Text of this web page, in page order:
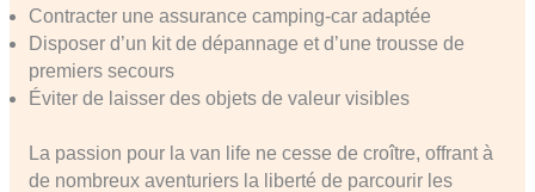
Contracter une assurance camping-car adaptée
Disposer d’un kit de dépannage et d’une trousse de
premiers secours
Éviter de laisser des objets de valeur visibles
La passion pour la van life ne cesse de croître, offrant à
de nombreux aventuriers la liberté de parcourir les